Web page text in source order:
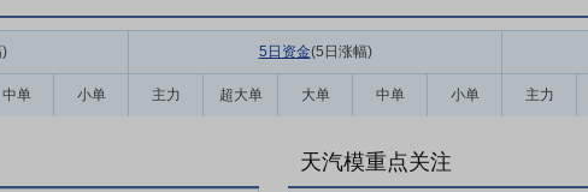
) 5日资金(5日涨幅)
中单 小单 主力 超大单 大单 中单 小单 主力
天汽模重点关注